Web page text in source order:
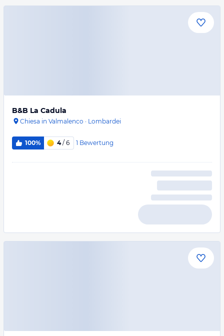
B&B La Cadula
Chiesa in Valmalenco · Lombardei
100% 4/ 6 1 Bewertung